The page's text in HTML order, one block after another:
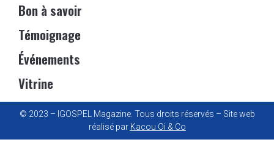
Bon à savoir
Témoignage
Événements
Vitrine
© 2023 – IGOSPEL Magazine. Tous droits réservés – Site web
réalisé par Kacou Oi & Co